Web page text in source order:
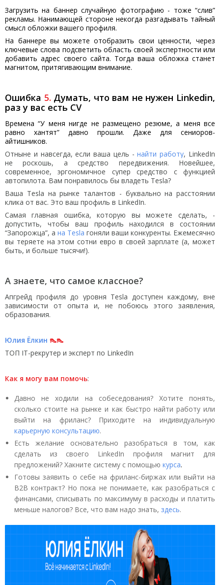
Загрузить на баннер случайную фотографию - тоже “слив”
рекламы. Нанимающей стороне некогда разгадывать тайный
смысл обложки вашего профиля.
На баннере вы можете отобразить свои ценности, через
ключевые слова подсветить область своей экспертности или
добавить адрес своего сайта. Тогда ваша обложка станет
магнитом, притягивающим внимание.
Ошибка 5. Думать, что вам не нужен Linkedin,
раз у вас есть CV
Времена “У меня нигде не размещено резюме, а меня все
равно хантят” давно прошли. Даже для сениоров-
айтишников.
Отныне и навсегда, если ваша цель -найти работу, LinkedIn
не роскошь, а средство передвижения. Новейшее,
современное, эргономичное супер средство с функцией
автопилота. Вам понравилось бы владеть Tesla?
Ваша Tesla на рынке талантов - буквально на расстоянии
клика от вас. Это ваш профиль в LinkedIn.
Самая главная ошибка, которую вы можете сделать, -
допустить, чтобы ваш профиль находился в состоянии
“Запорожца”, а на Tesla гоняли ваши конкуренты. Ежемесячно
вы теряете на этом сотни евро в своей зарплате (а, может
быть, и больше тысячи!).
А знаете, что самое классное?
Апгрейд профиля до уровня Tesla доступен каждому, вне
зависимости от опыта и, не побоюсь этого заявления,
образования.
Юлия Ёлкин 👠👠
ТОП IT-рекрутер и эксперт по LinkedIn
Как я могу вам помочь:
Давно не ходили на собеседования? Хотите понять,
сколько стоите на рынке и как быстро найти работу или
выйти на фриланс? Приходите на индивидуальную
карьерную консультацию.
Есть желание основательно разобраться в том, как
сделать из своего LinkedIn профиля магнит для
предложений? Хакните систему с помощью курса.
Готовы заявить о себе на фриланс-биржах или выйти на
B2B контракт? Но пока не понимаете, как разобраться с
финансами, списывать по максимуму в расходы и платить
меньше налогов? Все, что вам надо знать, здесь.